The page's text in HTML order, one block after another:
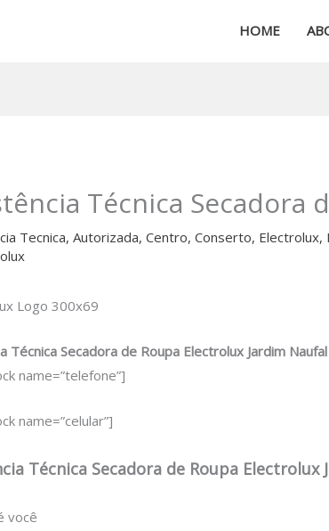
HOME
Técnica Secadora
Tecnica,Autorizada,Centro,Conserto, Electrolux,
Técnica Secadora de Roupa Electrolux Jardim Naufal
name=”telefone”]
name=”celular”]
Técnica Secadora de Roupa Electrolux
você